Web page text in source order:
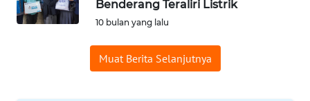
Benderang Teraliri Listrik
10 bulan yang lalu
Muat Berita Selanjutnya
WN
MAJALENGKA